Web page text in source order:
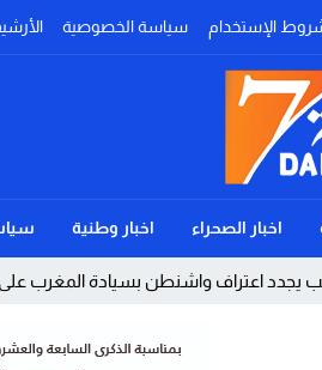
الإستخدام سياسة الخصوصية
اخبار الصحراء اخبار وطنية
يجدد اعتراف واشنطن بسيادة المغرب على